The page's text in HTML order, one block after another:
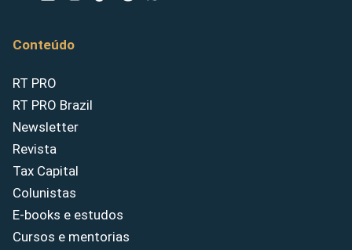
Conteúdo
RT PRO
RT PRO Brazil
Newsletter
Revista
Tax Capital
Colunistas
E-books e estudos
Cursos e mentorias